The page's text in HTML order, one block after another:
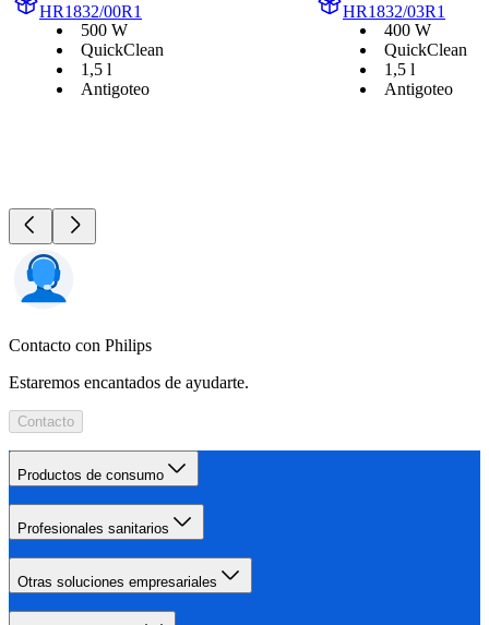
HR1832/00R1
500 W
QuickClean
1,5 l
Antigoteo
HR1832/03R1
400 W
QuickClean
1,5 l
Antigoteo
Contacto con Philips
Estaremos encantados de ayudarte.
Contacto
Productos de consumo
Profesionales sanitarios
Otras soluciones empresariales